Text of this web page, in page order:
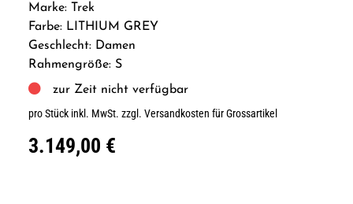
Marke: Trek
Farbe: LITHIUM GREY
Geschlecht: Damen
Rahmengröße: S
zur Zeit nicht verfügbar
pro Stück inkl. MwSt. zzgl. Versandkosten für Grossartikel
3.149,00 €